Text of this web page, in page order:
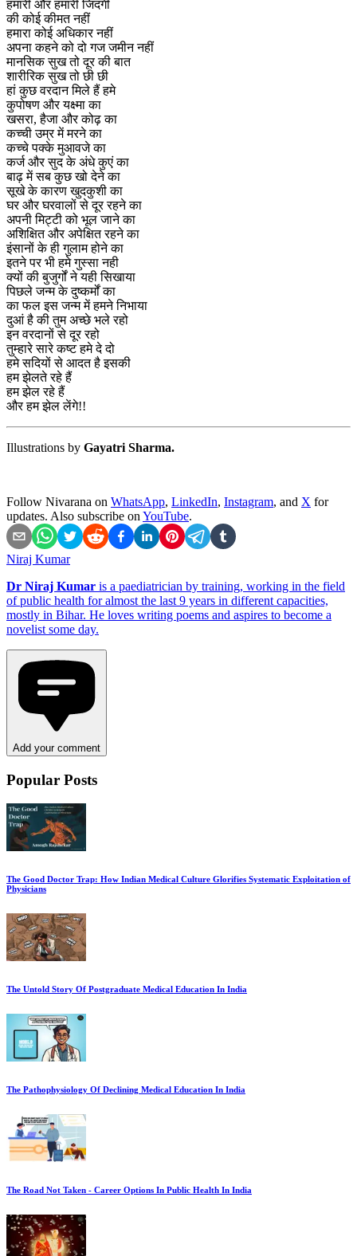
हमारी और हमारी जिंदगी
की कोई कीमत नहीं
हमारा कोई अधिकार नहीं
अपना कहने को दो गज जमीन नहीं
मानसिक सुख तो दूर की बात
शारीरिक सुख तो छी छी
हां कुछ वरदान मिले हैं हमे
कुपोषण और यक्ष्मा का
खसरा, हैजा और कोढ़ का
कच्ची उम्र में मरने का
कच्चे पक्के मुआवजे का
कर्ज और सुद के अंधे कुएं का
बाढ़ में सब कुछ खो देने का
सूखे के कारण खुदकुशी का
घर और घरवालों से दूर रहने का
अपनी मिट्टी को भूल जाने का
अशिक्षित और अपेक्षित रहने का
इंसानों के ही गुलाम होने का
इतने पर भी हमे गुस्सा नही
क्यों की बुजुर्गों ने यही सिखाया
पिछले जन्म के दुष्कर्मों का
का फल इस जन्म में हमने निभाया
दुआं है की तुम अच्छे भले रहो
इन वरदानों से दूर रहो
तुम्हारे सारे कष्ट हमे दे दो
हमे सदियों से आदत है इसकी
हम झेलते रहे हैं
हम झेल रहे हैं
और हम झेल लेंगे!!
Illustrations by Gayatri Sharma.
Follow Nivarana on WhatsApp, LinkedIn, Instagram, and X for
updates. Also subscribe on YouTube.
Niraj Kumar
Dr Niraj Kumar is a paediatrician by training, working in the field
of public health for almost the last 9 years in different capacities,
mostly in Bihar. He loves writing poems and aspires to become a
novelist some day.
Add your comment
Popular Posts
The Good Doctor Trap: How Indian Medical Culture Glorifies Systematic Exploitation of
Physicians
The Untold Story Of Postgraduate Medical Education In India
The Pathophysiology Of Declining Medical Education In India
The Road Not Taken - Career Options In Public Health In India